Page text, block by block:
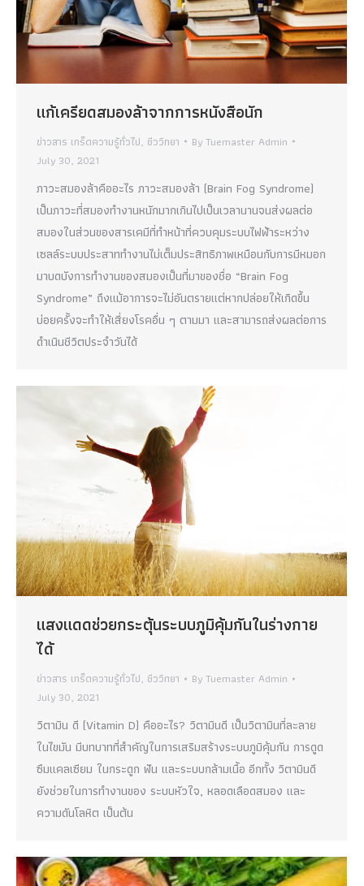
แก้เครียดสมองล้าจากการหนังสือนัก
ข่าวสาร เกร็ดความรู้ทั่วไป, ชีววิทยา ByTuemaster Admin
July 30, 2021
ภาวะสมองล้าคืออะไร ภาวะสมองล้า (Brain Fog Syndrome)
เป็นภาวะที่สมองทำงานหนักมากเกินไปเป็นเวลานานจนส่งผลต่อ
สมองในส่วนของสารเคมีที่ทำหน้าที่ควบคุมระบบไฟฟ้าระหว่าง
เซลล์ระบบประสาททำงานไม่เต็มประสิทธิภาพเหมือนกับการมีหมอก
มาบดบังการทำงานของสมองเป็นที่มาของชื่อ “Brain Fog
Syndrome” ถึงแม้อาการจะไม่อันตรายแต่หากปล่อยให้เกิดขึ้น
บ่อยครั้งจะทำให้เสี่ยงโรคอื่น ๆ ตามมา และสามารถส่งผลต่อการ
ดำเนินชีวิตประจำวันได้
แสงแดดช่วยกระตุ้นระบบภูมิคุ้มกันในร่างกาย
ได้
ข่าวสาร เกร็ดความรู้ทั่วไป, ชีววิทยา ByTuemaster Admin
July 30, 2021
วิตามิน ดี (Vitamin D) คืออะไร? วิตามินดี เป็นวิตามินที่ละลาย
ในไขมัน มีบทบาทที่สำคัญในการเสริมสร้างระบบภูมิคุ้มกัน การดูด
ซึมแคลเซียม ในกระดูก ฟัน และระบบกล้ามเนื้อ อีกทั้ง วิตามินดี
ยังช่วยในการทำงานของ ระบบหัวใจ, หลอดเลือดสมอง และ
ความดันโลหิต เป็นต้น